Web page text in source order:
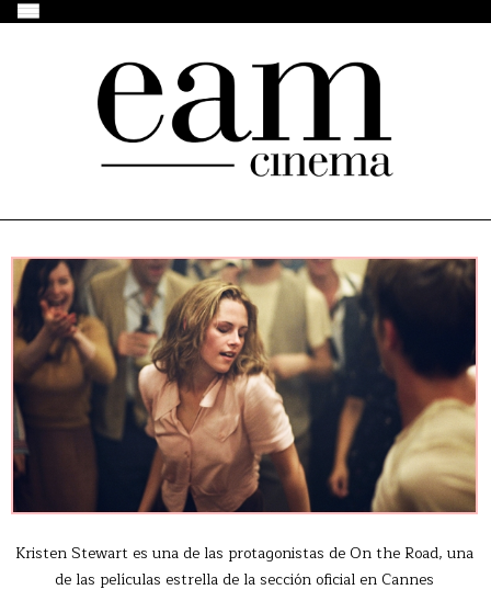
Kristen Stewart es una de las protagonistas de On the Road, una
de las películas estrella de la sección oficial en Cannes